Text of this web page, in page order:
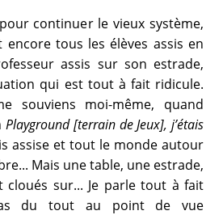
continuer le vieux système,
encore tous les élèves assis en
assis sur son estrade,
qui est tout à fait ridicule.
souviens moi-même, quand
Playground [terrain de Jeux], j’étais
assise et tout le monde autour
Mais une table, une estrade,
cloués sur... Je parle tout à fait
du tout au point de vue